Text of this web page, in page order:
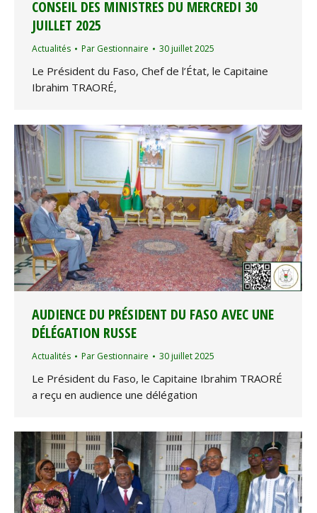
CONSEIL DES MINISTRES DU MERCREDI 30
JUILLET 2025
Actualités Par Gestionnaire 30 juillet 2025
Le Président du Faso, Chef de l’État, le Capitaine
Ibrahim TRAORÉ,
AUDIENCE DU PRÉSIDENT DU FASO AVEC UNE
DÉLÉGATION RUSSE
Actualités Par Gestionnaire 30 juillet 2025
Le Président du Faso, le Capitaine Ibrahim TRAORÉ
a reçu en audience une délégation